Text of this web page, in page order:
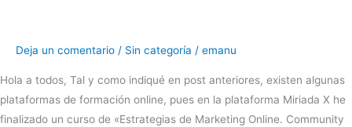
Deja un comentario / Sin categoría / emanu
Hola a todos, Tal y como indiqué en post anteriores, existen algunas
plataformas de formación online, pues en la plataforma Miriada X he
finalizado un curso de «Estrategias de Marketing Online. Community